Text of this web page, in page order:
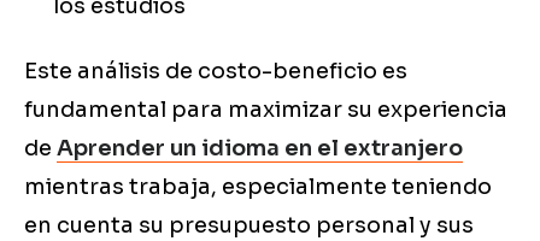
los estudios
Este análisis de costo-beneficio es
fundamental para maximizar su experiencia
de Aprender un idioma en el extranjero
mientras trabaja, especialmente teniendo
en cuenta su presupuesto personal y sus